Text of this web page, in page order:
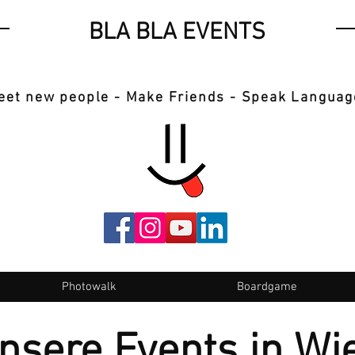
BLA BLA EVENTS
new people - Make Friends - Speak
Photowalk Boardgame